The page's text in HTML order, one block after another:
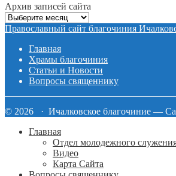
Архив записей сайта
Архив
записей
Православный сайт благочиния
Главная
Храмы благочиния
Статьи и Новости
Вопросы священнику
© 2026 · Ичалковское благочиние —
Главная
Отдел молодежного
Видео
Карта Сайта